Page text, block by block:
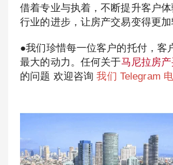
借着专业与执着，不断提升客户
行业的进步，让房产交易变得更加
●我们珍惜每一位客户的托付，客
最大的动力。任何关于马尼拉房
的问题 欢迎咨询我们 Telegram